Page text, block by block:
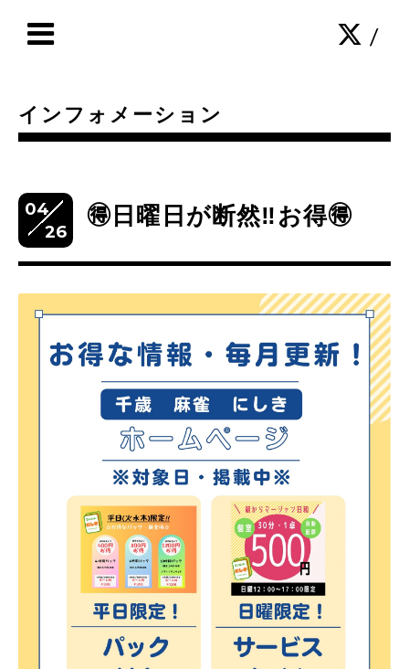
/
インフォメーション
04
26
🉐日曜日が断然‼️お得🉐